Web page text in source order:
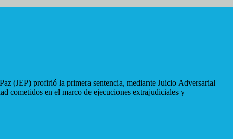
(JEP) profirió la primera sentencia, mediante Juicio Adversarial
cometidos en el marco de ejecuciones extrajudiciales y